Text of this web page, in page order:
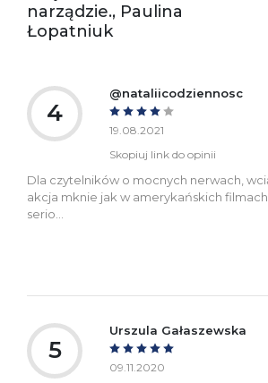
narządzie., Paulina
Łopatniuk
4
@nataliicodziennosc
19.08.2021
Skopiuj link do opinii
Dla czytelników o mocnych nerwach,
akcja mknie jak w amerykańskich
serio…
5
Urszula Gałaszewska
09.11.2020